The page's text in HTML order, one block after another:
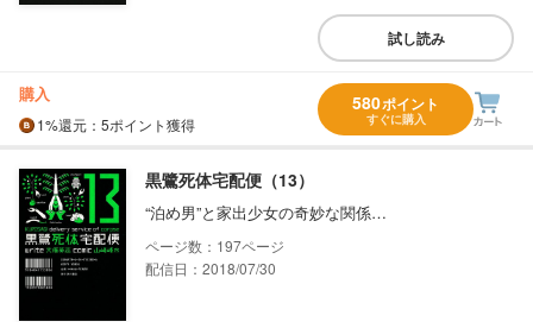
試し読み
購入
1%還元 ：5ポイント獲得
580ポイント
すぐに購入
黒鷺死体宅配便（13）
“泊め男”と家出少女の奇妙な関係…
197
配信日：2018/07/30